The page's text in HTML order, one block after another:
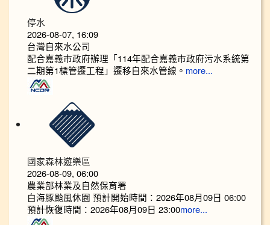
停水
2026-08-07, 16:09
台灣自來水公司
配合嘉義市政府辦理「114年配合嘉義市政府污水系統第
二期第1標管遷工程」遷移自來水管線。 more...
國家森林遊樂區
2026-08-09, 06:00
農業部林業及自然保育署
白海豚颱風休園 預計開始時間：2026年08月09日 06:00
預計恢復時間：2026年08月09日 23:00more...